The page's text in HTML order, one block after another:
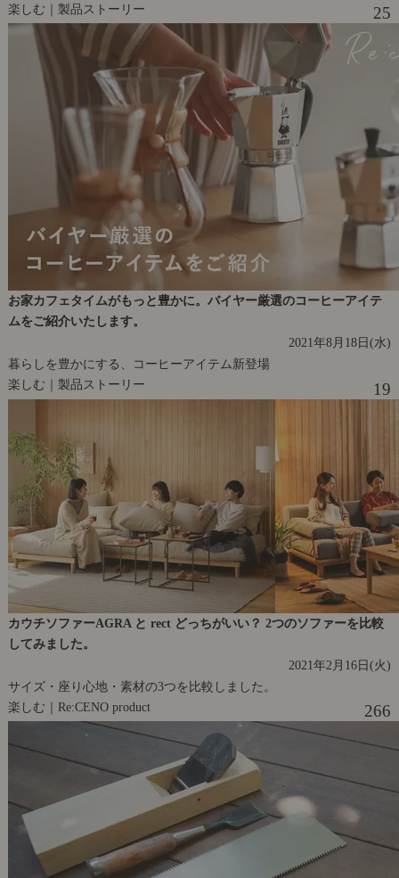
楽しむ｜製品ストーリー
25
お家カフェタイムがもっと豊かに。バイヤー厳選のコーヒーアイテ
ムをご紹介いたします。
2021年8月18日(水)
暮らしを豊かにする、コーヒーアイテム新登場
楽しむ｜製品ストーリー
19
カウチソファーAGRA と rect どっちがいい？ 2つのソファーを比較
してみました。
2021年2月16日(火)
サイズ・座り心地・素材の3つを比較しました。
楽しむ｜Re:CENO product
266